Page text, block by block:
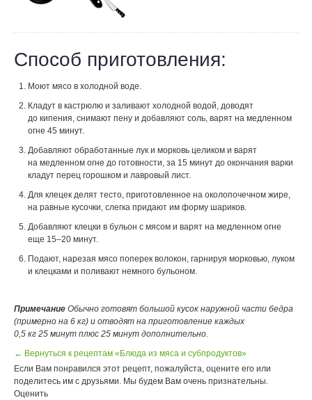
Способ приготовления:
Моют мясо в холодной воде.
Кладут в кастрюлю и заливают холодной водой, доводят
до кипения, снимают пену и добавляют соль, варят на медленном
огне 45 минут.
Добавляют обработанные лук и морковь целиком и варят
на медленном огне до готовности, за 15 минут до окончания варки
кладут перец горошком и лавровый лист.
Для клецек делят тесто, приготовленное на околопочечном жире,
на равные кусочки, слегка придают им форму шариков.
Добавляют клецки в бульон с мясом и варят на медленном огне
еще 15–20 минут.
Подают, нарезая мясо поперек волокон, гарнируя морковью, луком
и клецками и поливают немного бульоном.
Примечание Обычно готовят большой кусок наружной части бедра
(примерно на 6 кг) и отводят на приготовление каждых
0,5 кг 25 минут плюс 25 минут дополнительно.
← Вернуться к рецептам «Блюда из мяса и субпродуктов»
Если Вам понравился этот рецепт, пожалуйста, оцените его или
поделитесь им с друзьями. Мы будем Вам очень признательны.
Оценить